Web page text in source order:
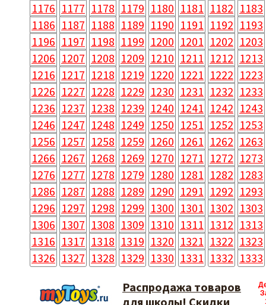
1176 1177 1178 1179 1180 1181 1182 1183
1186 1187 1188 1189 1190 1191 1192 1193
1196 1197 1198 1199 1200 1201 1202 1203
1206 1207 1208 1209 1210 1211 1212 1213
1216 1217 1218 1219 1220 1221 1222 1223
1226 1227 1228 1229 1230 1231 1232 1233
1236 1237 1238 1239 1240 1241 1242 1243
1246 1247 1248 1249 1250 1251 1252 1253
1256 1257 1258 1259 1260 1261 1262 1263
1266 1267 1268 1269 1270 1271 1272 1273
1276 1277 1278 1279 1280 1281 1282 1283
1286 1287 1288 1289 1290 1291 1292 1293
1296 1297 1298 1299 1300 1301 1302 1303
1306 1307 1308 1309 1310 1311 1312 1313
1316 1317 1318 1319 1320 1321 1322 1323
1326 1327 1328 1329 1330 1331 1332 1333
Распродажа товаров
для школы! Скидки